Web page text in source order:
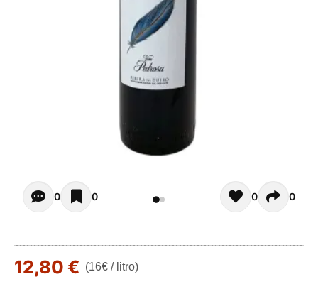
Opiniones de clientes - Actualmente no hay
0 0 0 0
12,80 € (16€ / litro)